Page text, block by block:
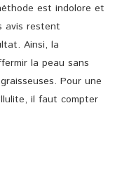
est indolore et
avis restent
Ainsi, la
la peau sans
Pour une
il faut compter